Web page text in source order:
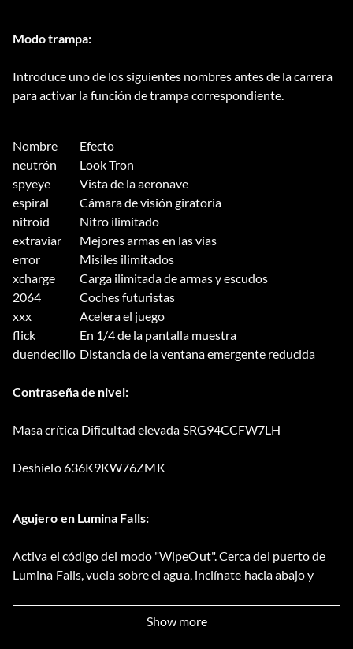
Modo trampa:
Introduce uno de los siguientes nombres antes de la carrera
para activar la función de trampa correspondiente.
Nombre
Efecto
neutrón
Look Tron
spyeye
Vista de la aeronave
espiral
Cámara de visión giratoria
nitroid
Nitro ilimitado
extraviar
Mejores armas en las vías
error
Misiles ilimitados
xcharge
Carga ilimitada de armas y escudos
2064
Coches futuristas
xxx
Acelera el juego
flick
En 1/4 de la pantalla muestra
duendecillo Distancia de la ventana emergente reducida
Contraseña de nivel:
Masa crítica Dificultad elevada SRG94CCFW7LH
Deshielo 636K9KW76ZMK
Agujero en Lumina Falls:
Activa el código del modo "WipeOut". Cerca del puerto de
Lumina Falls, vuela sobre el agua, inclínate hacia abajo y
Show more